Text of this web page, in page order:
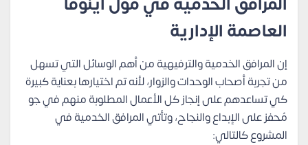
العاصمة الإدارية
إن المرافق الخدمية والترفيهية من أهم الوسائل التي تسهل
من تجربة أصحاب الوحدات والزوار، لأنه تم اختيارها بعناية كبيرة
كي تساعدهم على إنجاز كل الأعمال المطلوبة منهم في جو
مُحفز على الإبداع والنجاح، وتأتي المرافق الخدمية في
المشروع كالتالي: